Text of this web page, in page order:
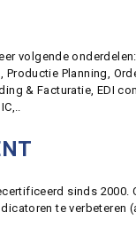
volgende
Productie Planning,
& Facturatie, EDI
sinds 2000.
te verbeteren